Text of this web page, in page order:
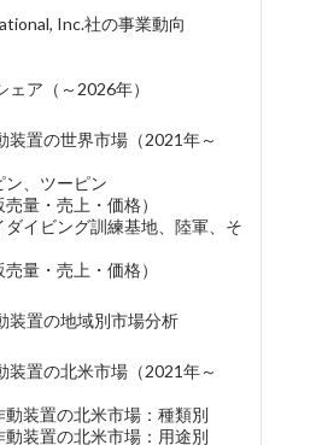
Inc.社の事業動向
ア（～2026年）
装置の世界市場（2021年～
ン、ツーピン
量・売上・価格）
イビング訓練基地、陸軍、そ
量・売上・価格）
装置の地域別市場分析
装置の北米市場（2021年～
装置の北米市場：種類別
装置の北米市場：用途別